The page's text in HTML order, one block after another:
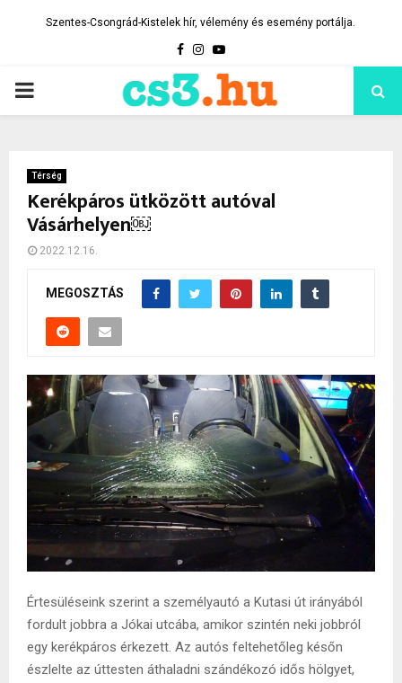
Szentes-Csongrád-Kistelek hír, vélemény és esemény portálja.
Facebook
Instagram
Youtube
PRIMARY
Térség
Kerékpáros ütközött autóval
Vásárhelyen￼
2022.12.16.
MEGOSZTÁS
Értesüléseink szerint a személyautó a Kutasi út irányából
fordult jobbra a Jókai utcába, amikor szintén neki jobbról
egy kerékpáros érkezett. Az autós feltehetőleg későn
észlelte az úttesten áthaladni szándékozó idős hölgyet,